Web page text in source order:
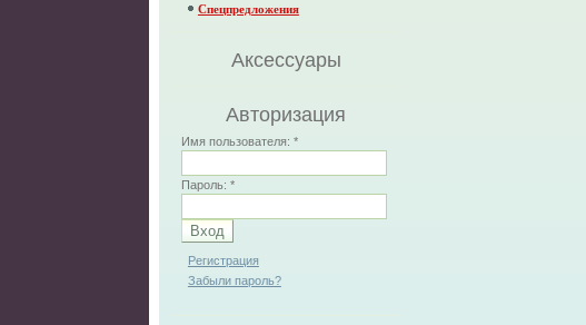
Спецпредложения
Аксессуары
Авторизация
Имя пользователя:*
Пароль:*
Регистрация
Забыли пароль?